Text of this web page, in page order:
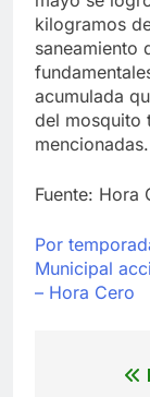
kilogramos
saneamiento
acumulada
del mosquito
mencionadas.
Fuente: Hora
Por
Municipal
– Hora Cero